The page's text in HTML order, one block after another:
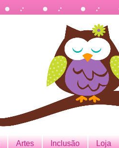
Artes Inclusão Loja